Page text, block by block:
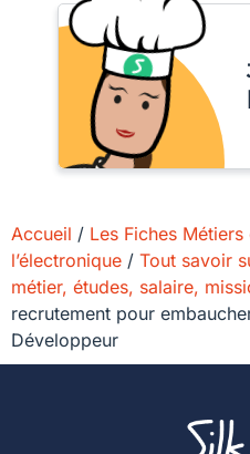
Accueil / Les Fiches
l’électronique / Tout savoir
métier, études, salaire,
recrutement pour
Développeur